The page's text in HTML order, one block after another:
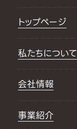
トップページ
私たちについて
会社情報
事業紹介